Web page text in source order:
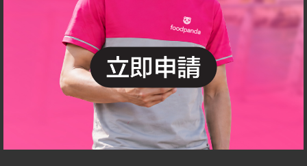
請搜尋其他類別